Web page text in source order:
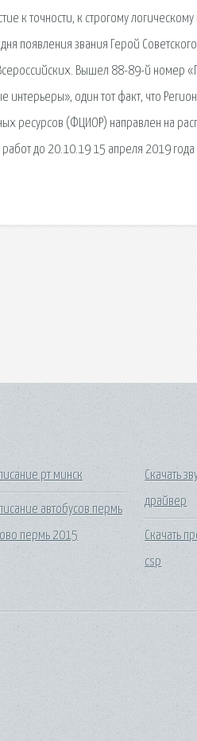
к точности, к строгому
появления звания Герой
Вышел 88-89-й номер
интерьеры», один тот факт, что
ресурсов (ФЦИОР) направлен на
до 20.10.19 15 апреля 2019
рт минск
автобусов пермь
пермь 2015
Скачать
драйвер
Скачать
csp